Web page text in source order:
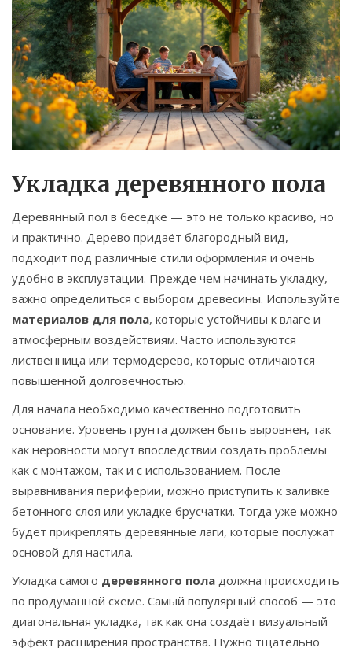
Укладка деревянного пола
Деревянный пол в беседке — это не только красиво, но
и практично. Дерево придаёт благородный вид,
подходит под различные стили оформления и очень
удобно в эксплуатации. Прежде чем начинать укладку,
важно определиться с выбором древесины. Используйте
материалов для пола, которые устойчивы к влаге и
атмосферным воздействиям. Часто используются
лиственница или термодерево, которые отличаются
повышенной долговечностью.
Для начала необходимо качественно подготовить
основание. Уровень грунта должен быть выровнен, так
как неровности могут впоследствии создать проблемы
как с монтажом, так и с использованием. После
выравнивания периферии, можно приступить к заливке
бетонного слоя или укладке брусчатки. Тогда уже можно
будет прикреплять деревянные лаги, которые послужат
основой для настила.
Укладка самого деревянного пола должна происходить
по продуманной схеме. Самый популярный способ — это
диагональная укладка, так как она создаёт визуальный
эффект расширения пространства. Нужно тщательно